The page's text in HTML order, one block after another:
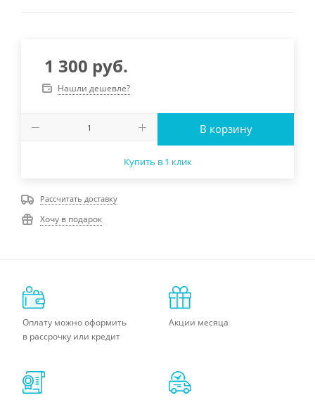
1 300 руб.
Нашли дешевле?
В корзину
Купить в 1 клик
Рассчитать доставку
Хочу в подарок
Оплату можно оформить
в рассрочку или кредит
Акции месяца